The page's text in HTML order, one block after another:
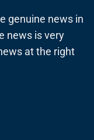
genuine news in
news is very
at the right